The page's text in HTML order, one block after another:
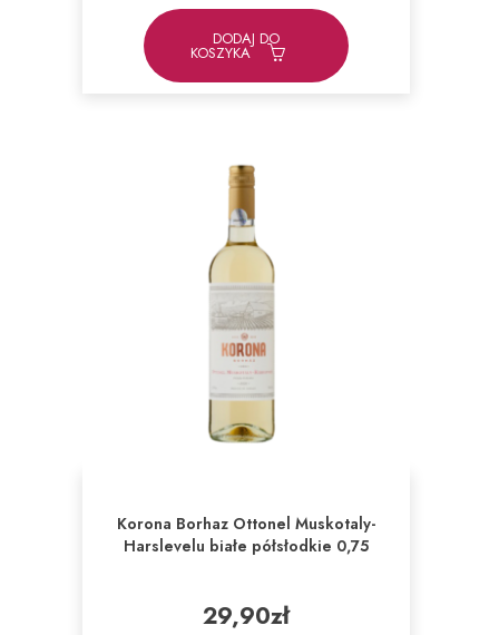
DODAJ DO
KOSZYKA
Korona Borhaz Ottonel Muskotaly-
Harslevelu białe półsłodkie 0,75
29,90zł